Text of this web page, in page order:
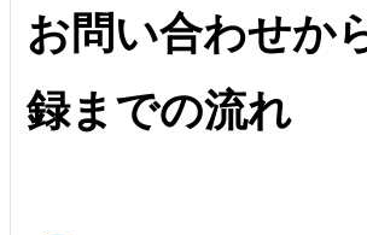
お問い合わせか
録までの流れ